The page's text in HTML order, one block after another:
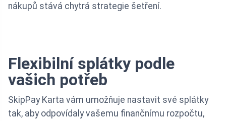
nákupů stává chytrá strategie šetření.
Flexibilní splátky podle
vašich potřeb
SkipPay Karta vám umožňuje nastavit své splátky
tak, aby odpovídaly vašemu finančnímu rozpočtu,